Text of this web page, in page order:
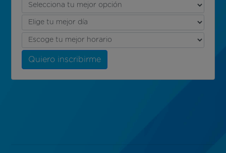
Quiero inscribirme